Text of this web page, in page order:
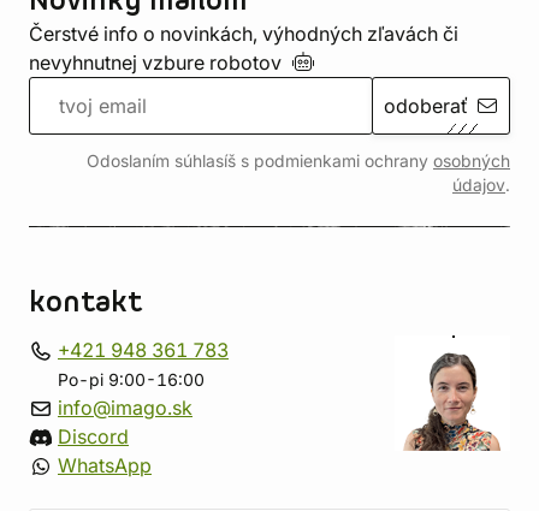
Čerstvé info o novinkách, výhodných zľavách či
nevyhnutnej vzbure robotov
odoberať
Odoslaním súhlasíš s podmienkami ochrany osobných
údajov.
kontakt
+421 948 361 783
Po-pi 9:00-16:00
info@imago.sk
Discord
WhatsApp